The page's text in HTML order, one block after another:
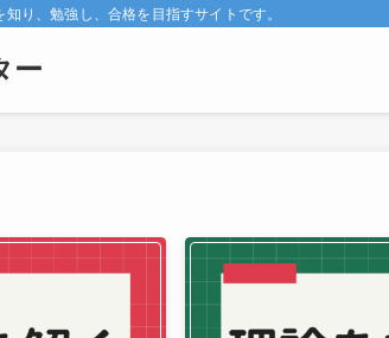
り、勉強し、合格を目指すサイトです。
ー